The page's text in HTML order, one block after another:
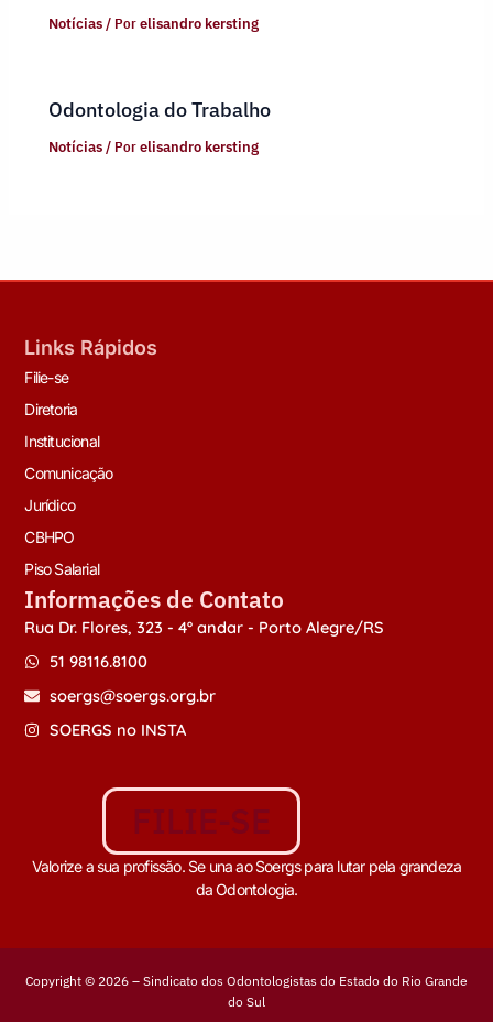
Notícias/ Porelisandro kersting
Odontologia do Trabalho
Notícias/ Porelisandro kersting
Links Rápidos
Filie-se
Diretoria
Institucional
Comunicação
Jurídico
CBHPO
Piso Salarial
Informações de Contato
Rua Dr. Flores, 323 - 4º andar - Porto Alegre/RS
51 98116.8100
soergs@soergs.org.br
SOERGS no INSTA
FILIE-SE
Valorize a sua profissão. Se una ao Soergs para lutar pela grandeza
da Odontologia.
Copyright © 2026 – Sindicato dos Odontologistas do Estado do Rio Grande
do Sul